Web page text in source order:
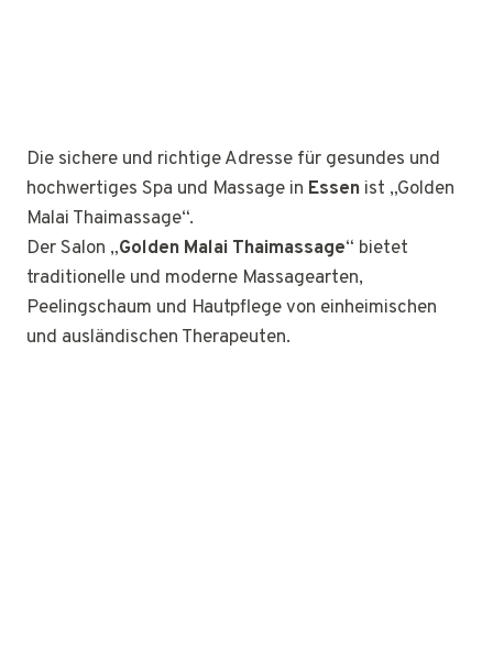
Die sichere und richtige Adresse für gesundes und
hochwertiges Spa und Massage in Essen ist „Golden
Malai Thaimassage“.
Der Salon „Golden Malai Thaimassage“ bietet
traditionelle und moderne Massagearten,
Peelingschaum und Hautpflege von einheimischen
und ausländischen Therapeuten.